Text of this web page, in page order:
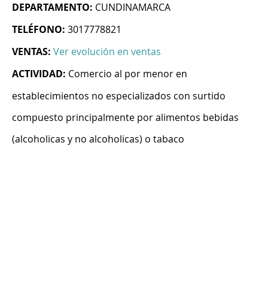
DEPARTAMENTO: CUNDINAMARCA
TELÉFONO: 3017778821
VENTAS: Ver evolución en ventas
ACTIVIDAD: Comercio al por menor en
establecimientos no especializados con surtido
compuesto principalmente por alimentos bebidas
(alcoholicas y no alcoholicas) o tabaco